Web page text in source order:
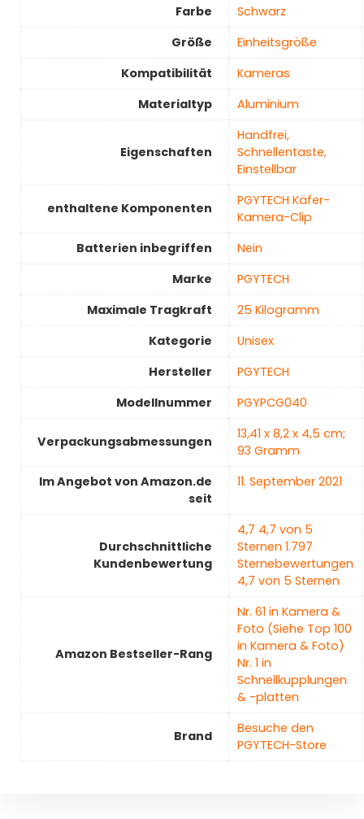
Farbe
‎Schwarz
Größe
‎Einheitsgröße
Kompatibilität
‎Kameras
Materialtyp
‎Aluminium
Eigenschaften
‎Handfrei,
Schnellentaste,
Einstellbar
enthaltene Komponenten
‎PGYTECH Käfer-
Kamera-Clip
Batterien inbegriffen
‎Nein
Marke
‎PGYTECH
Maximale Tragkraft
‎25 Kilogramm
Kategorie
Unisex
Hersteller
‎PGYTECH
Modellnummer
‎PGYPCG040
Verpackungsabmessungen
‎13,41 x 8,2 x 4,5 cm;
93 Gramm
Im Angebot von Amazon.de
seit
11. September 2021
Durchschnittliche
Kundenbewertung
4,7 4,7 von 5
Sternen 1.797
Sternebewertungen
4,7 von 5 Sternen
Amazon Bestseller-Rang
Nr. 61 in Kamera &
Foto (Siehe Top 100
in Kamera & Foto)
Nr. 1 in
Schnellkupplungen
& -platten
Brand
Besuche den
PGYTECH-Store